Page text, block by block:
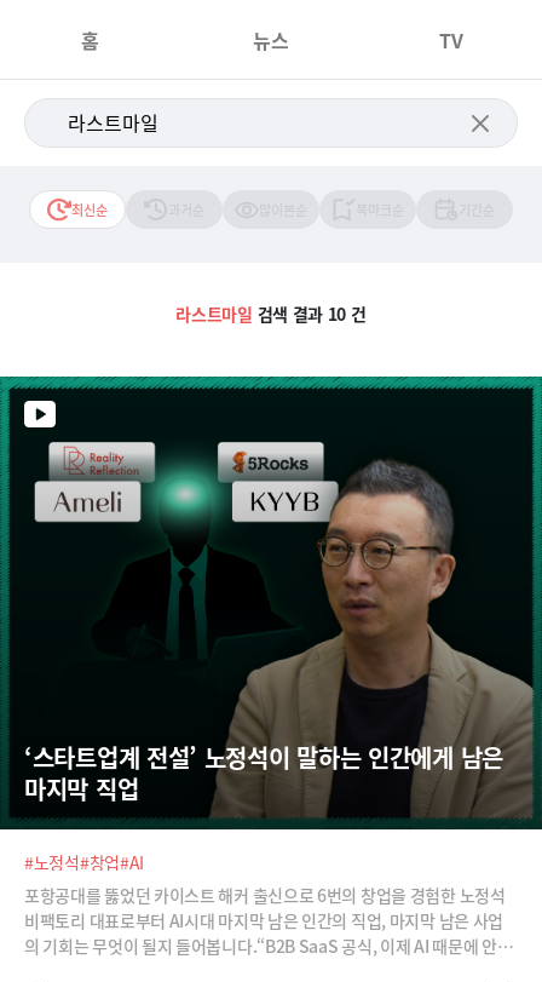
홈 뉴스 TV
최신순
라스트마일 검색 결과 10 건
‘스타트업계 전설’ 노정석이 말하는 인간에게 남은
마지막 직업
#노정석#창업#AI
포항공대를 뚫었던 카이스트 해커 출신으로 6번의 창업을 경험한 노정석
비팩토리 대표로부터 AI시대 마지막 남은 인간의 직업, 마지막 남은 사업
의 기회는 무엇이 될지 들어봅니다.“B2B SaaS 공식, 이제 AI 때문에 안될